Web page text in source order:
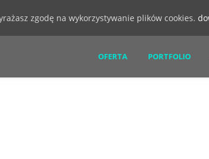
OFERTA PORTFOLIO
zgodę na wykorzystywanie plików cookies.